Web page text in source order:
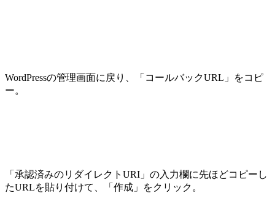
WordPressの管理画面に戻り、「コールバックURL」をコピ
ー。
「承認済みのリダイレクトURI」の入力欄に先ほどコピーし
たURLを貼り付けて、「作成」をクリック。